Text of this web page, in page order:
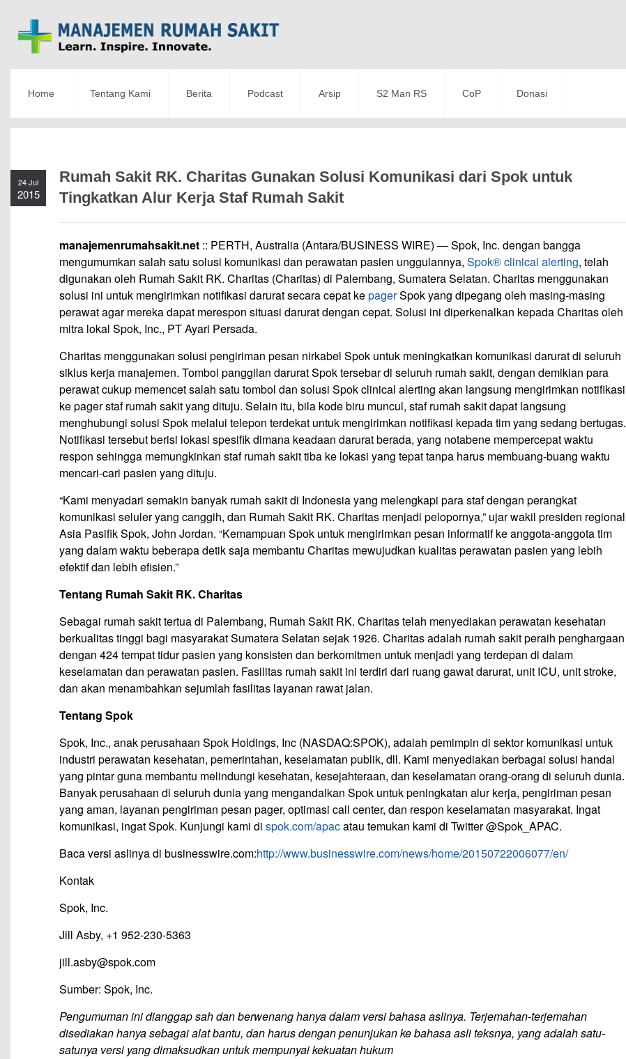
Home Tentang Kami Berita Podcast Arsip S2 Man RS CoP Donasi
24 Jul
2015
Rumah Sakit RK. Charitas Gunakan Solusi Komunikasi dari Spok untuk
Tingkatkan Alur Kerja Staf Rumah Sakit
manajemenrumahsakit.net :: PERTH, Australia (Antara/BUSINESS WIRE) — Spok, Inc. dengan bangga
mengumumkan salah satu solusi komunikasi dan perawatan pasien unggulannya, Spok® clinical alerting, telah
digunakan oleh Rumah Sakit RK. Charitas (Charitas) di Palembang, Sumatera Selatan. Charitas menggunakan
solusi ini untuk mengirimkan notifikasi darurat secara cepat kepagerSpok yang dipegang oleh masing-masing
perawat agar mereka dapat merespon situasi darurat dengan cepat. Solusi ini diperkenalkan kepada Charitas oleh
mitra lokal Spok, Inc., PT Ayari Persada.
Charitas menggunakan solusi pengiriman pesan nirkabel Spok untuk meningkatkan komunikasi darurat di seluruh
siklus kerja manajemen. Tombol panggilan darurat Spok tersebar di seluruh rumah sakit, dengan demikian para
perawat cukup memencet salah satu tombol dan solusi Spok clinical alerting akan langsung mengirimkan notifikasi
ke pager staf rumah sakit yang dituju. Selain itu, bila kode biru muncul, staf rumah sakit dapat langsung
menghubungi solusi Spok melalui telepon terdekat untuk mengirimkan notifikasi kepada tim yang sedang bertugas.
Notifikasi tersebut berisi lokasi spesifik dimana keadaan darurat berada, yang notabene mempercepat waktu
respon sehingga memungkinkan staf rumah sakit tiba ke lokasi yang tepat tanpa harus membuang-buang waktu
mencari-cari pasien yang dituju.
“Kami menyadari semakin banyak rumah sakit di Indonesia yang melengkapi para staf dengan perangkat
komunikasi seluler yang canggih, dan Rumah Sakit RK. Charitas menjadi pelopornya,” ujar wakil presiden regional
Asia Pasifik Spok, John Jordan. “Kemampuan Spok untuk mengirimkan pesan informatif ke anggota-anggota tim
yang dalam waktu beberapa detik saja membantu Charitas mewujudkan kualitas perawatan pasien yang lebih
efektif dan lebih efisien.”
Tentang Rumah Sakit RK. Charitas
Sebagai rumah sakit tertua di Palembang, Rumah Sakit RK. Charitas telah menyediakan perawatan kesehatan
berkualitas tinggi bagi masyarakat Sumatera Selatan sejak 1926. Charitas adalah rumah sakit peraih penghargaan
dengan 424 tempat tidur pasien yang konsisten dan berkomitmen untuk menjadi yang terdepan di dalam
keselamatan dan perawatan pasien. Fasilitas rumah sakit ini terdiri dari ruang gawat darurat, unit ICU, unit stroke,
dan akan menambahkan sejumlah fasilitas layanan rawat jalan.
Tentang Spok
Spok, Inc., anak perusahaan Spok Holdings, Inc (NASDAQ:SPOK), adalah pemimpin di sektor komunikasi untuk
industri perawatan kesehatan, pemerintahan, keselamatan publik, dll. Kami menyediakan berbagai solusi handal
yang pintar guna membantu melindungi kesehatan, kesejahteraan, dan keselamatan orang-orang di seluruh dunia.
Banyak perusahaan di seluruh dunia yang mengandalkan Spok untuk peningkatan alur kerja, pengiriman pesan
yang aman, layanan pengiriman pesan pager, optimasi call center, dan respon keselamatan masyarakat. Ingat
komunikasi, ingat Spok. Kunjungi kami di spok.com/apacatau temukan kami di Twitter @Spok_APAC.
Baca versi aslinya di businesswire.com:http://www.businesswire.com/news/home/20150722006077/en/
Kontak
Spok, Inc.
Jill Asby, +1 952-230-5363
jill.asby@spok.com
Sumber: Spok, Inc.
Pengumuman ini dianggap sah dan berwenang hanya dalam versi bahasa aslinya. Terjemahan-terjemahan
disediakan hanya sebagai alat bantu, dan harus dengan penunjukan ke bahasa asli teksnya, yang adalah satu-
satunya versi yang dimaksudkan untuk mempunyai kekuatan hukum